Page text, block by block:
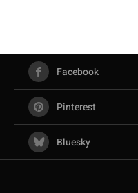
Facebook
Pinterest
Bluesky